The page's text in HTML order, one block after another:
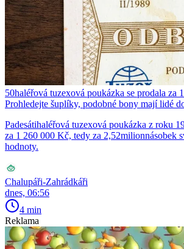
50haléřová tuzexová poukázka se prodala za
Prohledejte šuplíky, podobné bony mají lidé
Padesátihaléřová tuzexová poukázka z roku
za 1 260 000 Kč, tedy za 2,52milionnásobek
hodnoty.
Chalupáři-Zahrádkáři
dnes, 06:56
4 min
Reklama